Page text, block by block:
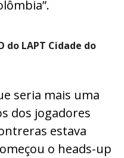
do LAPT Cidade do
seria mais uma
dos jogadores
estava
o heads-up